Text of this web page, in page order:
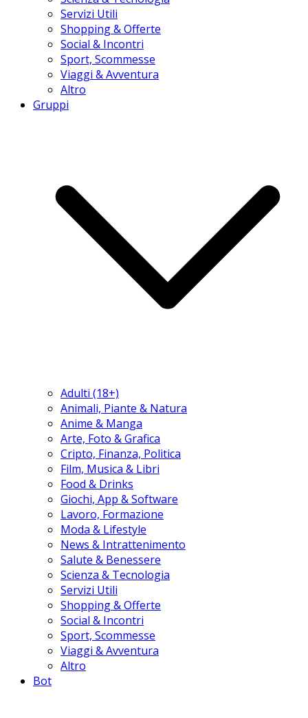
Servizi Utili
Shopping & Offerte
Social & Incontri
Sport, Scommesse
Viaggi & Avventura
Altro
Gruppi
Adulti (18+)
Animali, Piante & Natura
Anime & Manga
Arte, Foto & Grafica
Cripto, Finanza, Politica
Film, Musica & Libri
Food & Drinks
Giochi, App & Software
Lavoro, Formazione
Moda & Lifestyle
News & Intrattenimento
Salute & Benessere
Scienza & Tecnologia
Servizi Utili
Shopping & Offerte
Social & Incontri
Sport, Scommesse
Viaggi & Avventura
Altro
Bot